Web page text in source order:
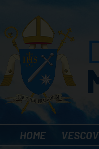
content
HOME